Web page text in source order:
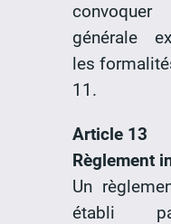
générale
les
11.
Article 13
Règlement
Un
établi